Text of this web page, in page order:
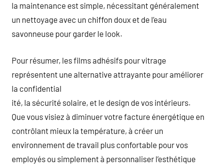
la maintenance est simple, nécessitant généralement
un nettoyage avec un chiffon doux et de l’eau
savonneuse pour garder le look.
Pour résumer, les films adhésifs pour vitrage
représentent une alternative attrayante pour améliorer
la confidential
ité, la sécurité solaire, et le design de vos intérieurs.
Que vous visiez à diminuer votre facture énergétique en
contrôlant mieux la température, à créer un
environnement de travail plus confortable pour vos
employés ou simplement à personnaliser l’esthétique